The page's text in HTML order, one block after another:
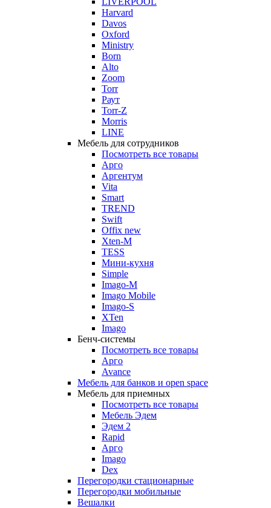
Harvard
Davos
Oxford
Ministry
Born
Alto
Zoom
Torr
Раут
Torr-Z
Morris
LINE
Мебель для сотрудников
Посмотреть все товары
Арго
Аргентум
Vita
Smart
TREND
Swift
Offix new
Xten-M
TESS
Мини-кухня
Simple
Imago-M
Imago Mobile
Imago-S
XTen
Imago
Бенч-системы
Посмотреть все товары
Арго
Avance
Мебель для банков и open space
Мебель для приемных
Посмотреть все товары
Мебель Эдем
Эдем 2
Rapid
Арго
Imago
Dex
Перегородки стационарные
Перегородки мобильные
Вешалки